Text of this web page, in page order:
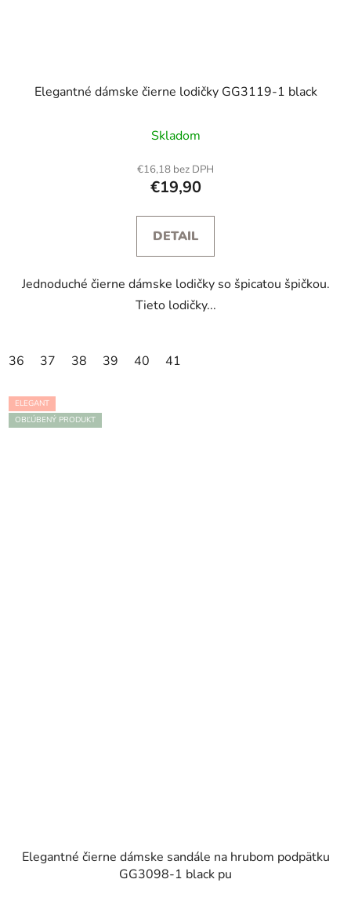
Elegantné dámske čierne lodičky GG3119-1 black
Skladom
€16,18 bez DPH
€19,90
DETAIL
Jednoduché čierne dámske lodičky so špicatou špičkou.
Tieto lodičky...
36 37 38 39 40 41
ELEGANT
OBĽÚBENÝ PRODUKT
Elegantné čierne dámske sandále na hrubom podpätku
GG3098-1 black pu